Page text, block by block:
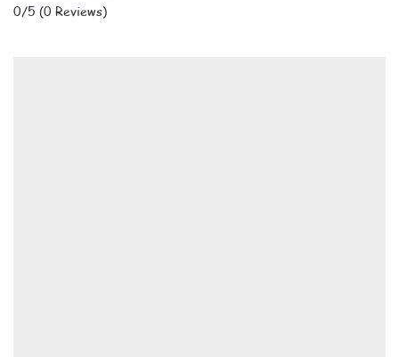
0/5 (0 Reviews)